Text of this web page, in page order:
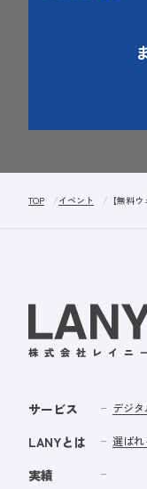
TOP イベント 【無料
サービス デジ
LANYとは 選ばれ
実績